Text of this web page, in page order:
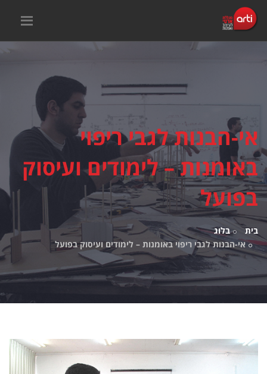
אי-הבנות לגבי ריפוי
באומנות – לימודים ועיסוק
בפועל
בית
בלוג
אי-הבנות לגבי ריפוי באומנות – לימודים ועיסוק בפועל